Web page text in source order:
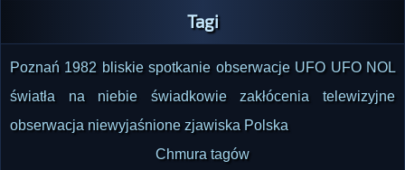
Tagi
Poznań 1982 bliskie spotkanie obserwacje UFO UFO NOL
światła na niebie
świadkowie
zakłócenia telewizyjne
obserwacja niewyjaśnione zjawiska Polska
Chmura tagów